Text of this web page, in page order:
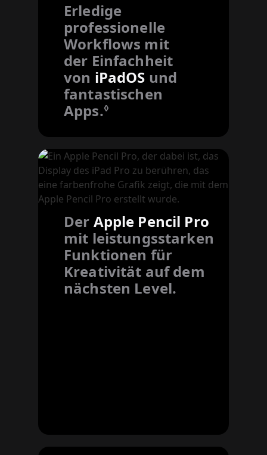
Erledige
professionelle
Workflows mit
der Einfachheit
von iPadOS und
fantastischen
Apps.◊
Der Apple Pencil Pro
mit leistungs­starken
Funktionen für
Kreativität auf dem
nächsten Level.